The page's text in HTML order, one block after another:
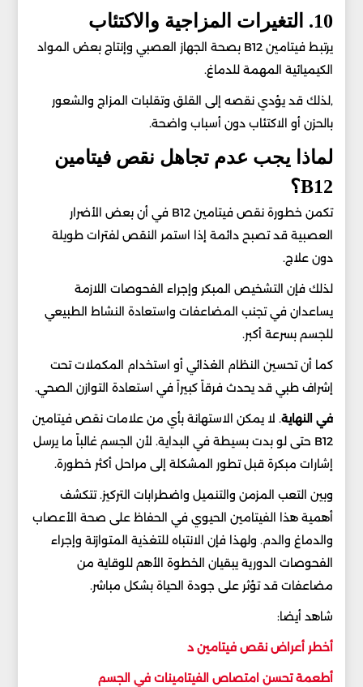
10. التغيرات المزاجية والاكتئاب
يرتبط فيتامين B12 بصحة الجهاز العصبي وإنتاج بعض المواد
الكيميائية المهمة للدماغ.
,لذلك قد يؤدي نقصه إلى القلق وتقلبات المزاج والشعور
بالحزن أو الاكتئاب دون أسباب واضحة.
لماذا يجب عدم تجاهل نقص فيتامين
B12؟
تكمن خطورة نقص فيتامين B12 في أن بعض الأضرار
العصبية قد تصبح دائمة إذا استمر النقص لفترات طويلة
دون علاج.
لذلك فإن التشخيص المبكر وإجراء الفحوصات اللازمة
يساعدان في تجنب المضاعفات واستعادة النشاط الطبيعي
للجسم بسرعة أكبر.
كما أن تحسين النظام الغذائي أو استخدام المكملات تحت
إشراف طبي قد يحدث فرقاً كبيراً في استعادة التوازن الصحي.
في النهاية. لا يمكن الاستهانة بأي من علامات نقص فيتامين
B12 حتى لو بدت بسيطة في البداية. لأن الجسم غالباً ما يرسل
إشارات مبكرة قبل تطور المشكلة إلى مراحل أكثر خطورة.
وبين التعب المزمن والتنميل واضطرابات التركيز. تتكشف
أهمية هذا الفيتامين الحيوي في الحفاظ على صحة الأعصاب
والدماغ والدم. ولهذا فإن الانتباه للتغذية المتوازنة وإجراء
الفحوصات الدورية يبقيان الخطوة الأهم للوقاية من
مضاعفات قد تؤثر على جودة الحياة بشكل مباشر.
شاهد أيضا:
أخطر أعراض نقص فيتامين د
أطعمة تحسن امتصاص الفيتامينات في الجسم